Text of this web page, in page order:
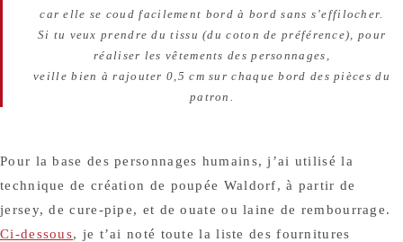
car elle se coud facilement bord à bord sans s’effilocher.
Si tu veux prendre du tissu (du coton de préférence), pour
réaliser les vêtements des personnages,
veille bien à rajouter 0,5 cm sur chaque bord des pièces du
patron.
Pour la base des personnages humains, j’ai utilisé la
technique de création de poupée Waldorf, à partir de
jersey, de cure-pipe, et de ouate ou laine de rembourrage.
Ci-dessous, je t’ai noté toute la liste des fournitures